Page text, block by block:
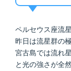
ペルセウス座流
昨日は流星群の
宮古島では流れ
と光の強さが全